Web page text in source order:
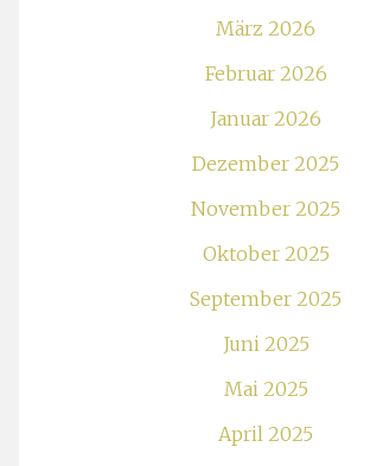
März 2026
Februar 2026
Januar 2026
Dezember 2025
November 2025
Oktober 2025
September 2025
Juni 2025
Mai 2025
April 2025